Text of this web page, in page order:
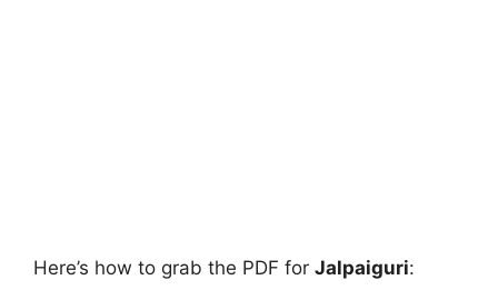
Here’s how to grab the PDF for Jalpaiguri: